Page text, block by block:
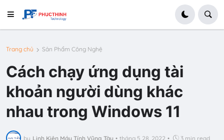
Trang chủ Sản Phẩm Công Nghệ
Cách chạy ứng dụng tài
khoản người dùng khác
nhau trong Windows 11
by Linh Kiện Máy Tính Vũng Tàu • tháng 5 28, 2022 • 3 min read